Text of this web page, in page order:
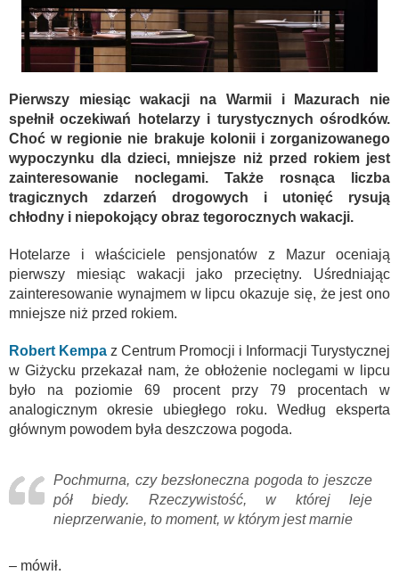
Pierwszy miesiąc wakacji na Warmii i Mazurach nie
spełnił oczekiwań hotelarzy i turystycznych ośrodków.
Choć w regionie nie brakuje kolonii i zorganizowanego
wypoczynku dla dzieci, mniejsze niż przed rokiem jest
zainteresowanie noclegami. Także rosnąca liczba
tragicznych zdarzeń drogowych i utonięć rysują
chłodny i niepokojący obraz tegorocznych wakacji.
Hotelarze i właściciele pensjonatów z Mazur oceniają
pierwszy miesiąc wakacji jako przeciętny. Uśredniając
zainteresowanie wynajmem w lipcu okazuje się, że jest ono
mniejsze niż przed rokiem.
Robert Kempa z Centrum Promocji i Informacji Turystycznej
w Giżycku przekazał nam, że obłożenie noclegami w lipcu
było na poziomie 69 procent przy 79 procentach w
analogicznym okresie ubiegłego roku. Według eksperta
głównym powodem była deszczowa pogoda.
Pochmurna, czy bezsłoneczna pogoda to jeszcze
pół biedy. Rzeczywistość, w której leje
nieprzerwanie, to moment, w którym jest marnie
– mówił.